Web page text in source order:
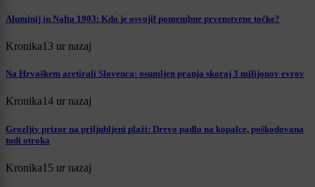
Aluminij in Nafta 1903: Kdo je osvojil pomembne prvenstvene točke?
Kronika13 ur nazaj
Na Hrvaškem aretirali Slovenca: osumljen pranja skoraj 3 milijonov evrov
Kronika14 ur nazaj
Grozljiv prizor na priljubljeni plaži: Drevo padlo na kopalce, poškodovana
tudi otroka
Kronika15 ur nazaj